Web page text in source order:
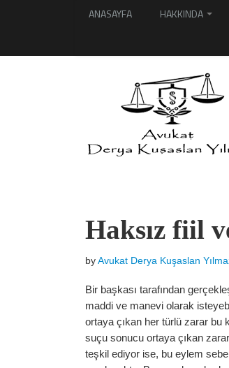
ANASAYFA HAKKINDA
Haksız fiil
byAvukat Derya Kuşaslan
Bir başkası tarafından
maddi ve manevi olarak
ortaya çıkan her türlü zarar bu
suçu sonucu ortaya çıkan
teşkil ediyor ise, bu eylem